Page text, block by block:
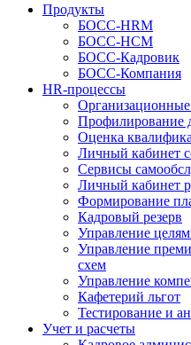
Продукты
БОСС-HRM
БОСС-HCM
БОСС-Кадровик
БОСС-Компания
HR-процессы
Профилирование
Оценка
Личный кабинет
Сервисы
Личный кабинет
Формирование
Кадровый резерв
Управление
Управление
схем
Управление
Кафетерий льгот
Тестирование и
Учет и расчеты